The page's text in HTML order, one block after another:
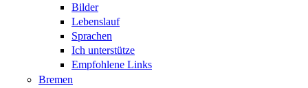
Bilder
Lebenslauf
Sprachen
Ich unterstütze
Empfohlene Links
Bremen